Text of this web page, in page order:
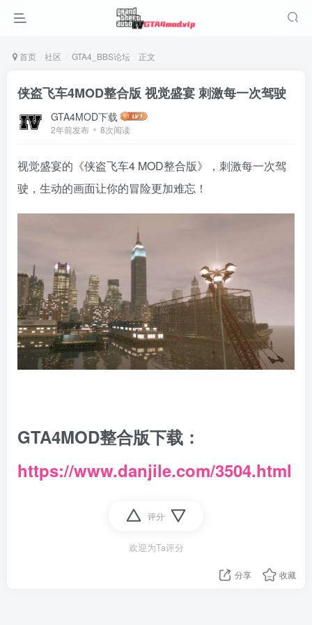
首页 社区 GTA4_BBS论坛 正文
侠盗飞车4MOD整合版 视觉盛宴 刺激每一次驾驶
GTA4MOD下载
2年前发布 8次阅读
视觉盛宴的《侠盗飞车4 MOD整合版》，刺激每一次驾
驶，生动的画面让你的冒险更加难忘！
GTA4MOD整合版下载：
https://www.danjile.com/3504.html
评分
欢迎为Ta评分
分享 收藏